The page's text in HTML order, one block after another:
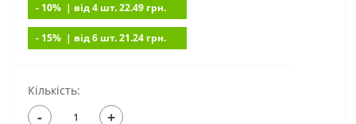
- 10% | вiд 4 шт. 22.49 грн.
- 15% | вiд 6 шт. 21.24 грн.
Кількість:
- +